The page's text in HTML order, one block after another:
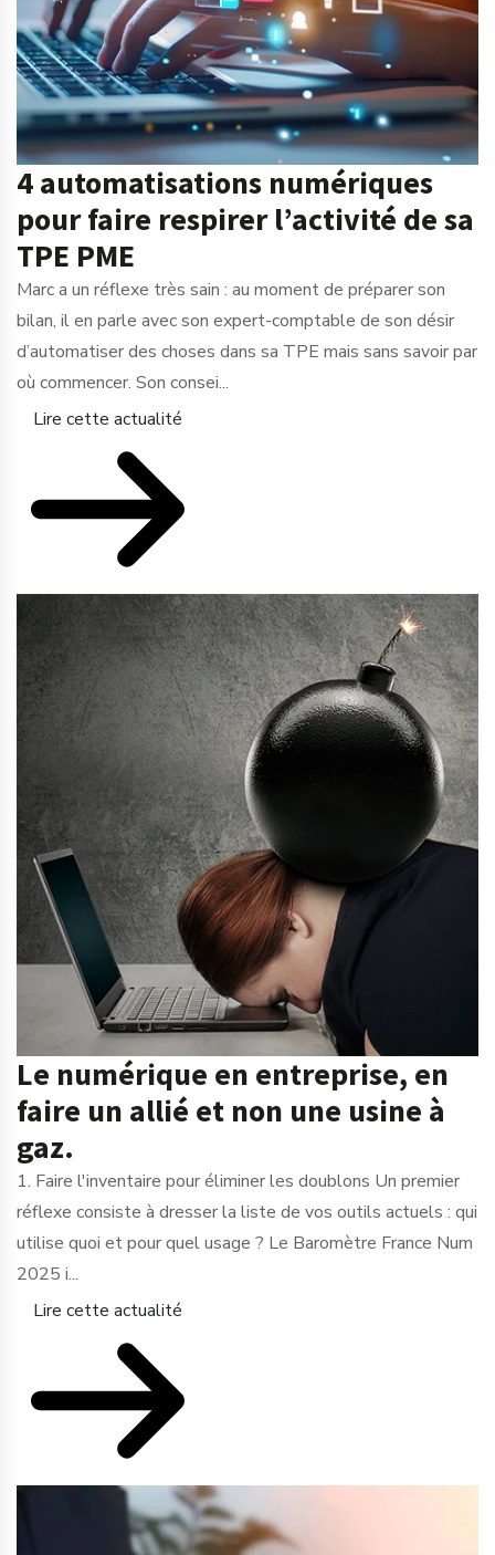
4 automatisations numériques
pour faire respirer l’activité de sa
TPE PME
Marc a un réflexe très sain : au moment de préparer son
bilan, il en parle avec son expert-comptable de son désir
d’automatiser des choses dans sa TPE mais sans savoir par
où commencer. Son consei...
Lire cette actualité
Le numérique en entreprise, en
faire un allié et non une usine à
gaz.
1. Faire l'inventaire pour éliminer les doublons Un premier
réflexe consiste à dresser la liste de vos outils actuels : qui
utilise quoi et pour quel usage ? Le Baromètre France Num
2025 i...
Lire cette actualité